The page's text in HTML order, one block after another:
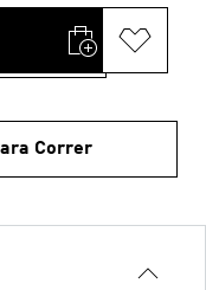
Correr